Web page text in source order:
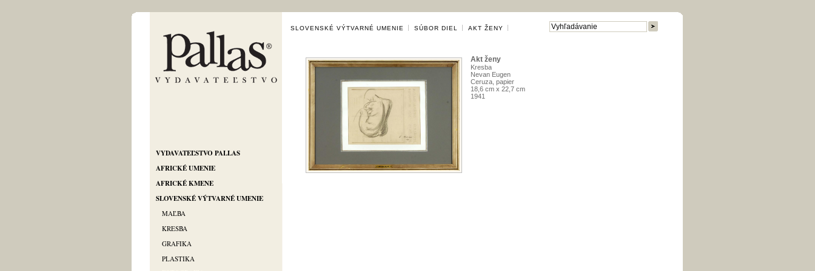
VYDAVATEĽSTVO PALLAS
AFRICKÉ UMENIE
AFRICKÉ KMENE
SLOVENSKÉ VÝTVARNÉ UMENIE
MAĽBA
KRESBA
GRAFIKA
PLASTIKA
SLOVENSKÉ VÝTVARNÉ UMENIE SÚBOR DIEL AKT ŽENY
Akt ženy
Kresba
Nevan Eugen
Ceruza, papier
18,6 cm x 22,7 cm
1941